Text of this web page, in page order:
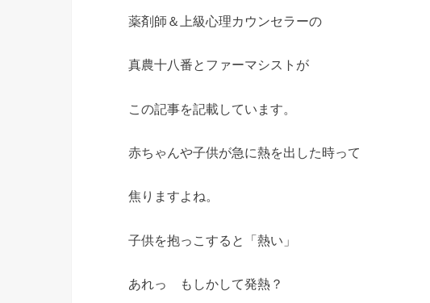
薬剤師＆上級心理カウンセラーの
真農十八番とファーマシストが
この記事を記載しています。
赤ちゃんや子供が急に熱を出した時って
焦りますよね。
子供を抱っこすると「熱い」
あれっ もしかして発熱？